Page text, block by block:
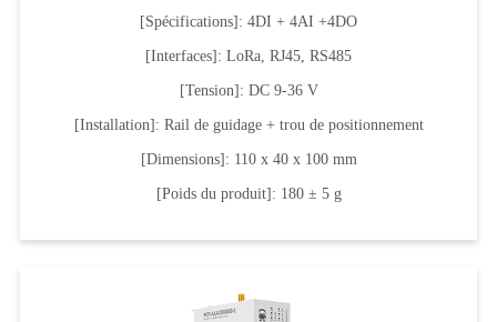
[Spécifications]: 4DI + 4AI +4DO
[Interfaces]: LoRa, RJ45, RS485
[Tension]: DC 9-36 V
[Installation]: Rail de guidage + trou de positionnement
[Dimensions]: 110 x 40 x 100 mm
[Poids du produit]: 180 ± 5 g